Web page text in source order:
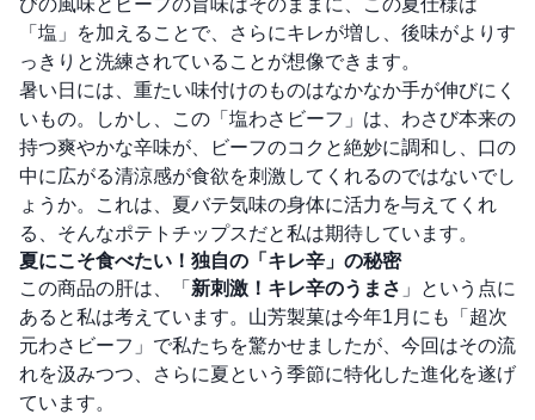
びの風味とビーフの旨味はそのままに、この夏仕様は
「塩」を加えることで、さらにキレが増し、後味がよりす
っきりと洗練されていることが想像できます。
暑い日には、重たい味付けのものはなかなか手が伸びにく
いもの。しかし、この「塩わさビーフ」は、わさび本来の
持つ爽やかな辛味が、ビーフのコクと絶妙に調和し、口の
中に広がる清涼感が食欲を刺激してくれるのではないでし
ょうか。これは、夏バテ気味の身体に活力を与えてくれ
る、そんなポテトチップスだと私は期待しています。
夏にこそ食べたい！独自の「キレ辛」の秘密
この商品の肝は、「 新刺激！キレ辛のうまさ 」という点に
あると私は考えています。山芳製菓は今年1月にも「超次
元わさビーフ」で私たちを驚かせましたが、今回はその流
れを汲みつつ、さらに夏という季節に特化した進化を遂げ
ています。